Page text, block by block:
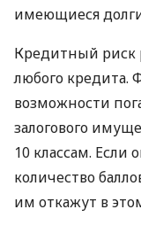
имеющиеся
Кредитный риск
любого кредита.
возможности
залогового
10 классам. Если
количество
им откажут в